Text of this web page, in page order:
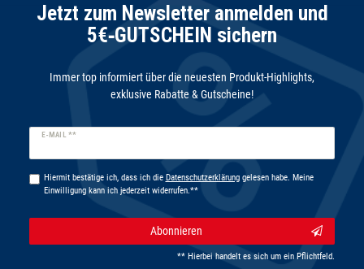
Jetzt zum Newsletter anmelden und
5€‑GUTSCHEIN sichern
Immer top informiert über die neuesten Produkt-Highlights,
exklusive Rabatte & Gutscheine!
E-MAIL **
Newsletter
Hiermit bestätige ich, dass ich die Daten­schutz­erklärunggelesen habe. Meine
Einwilligung kann ich jederzeit widerrufen.**
Abonnieren
** Hierbei handelt es sich um ein Pflichtfeld.